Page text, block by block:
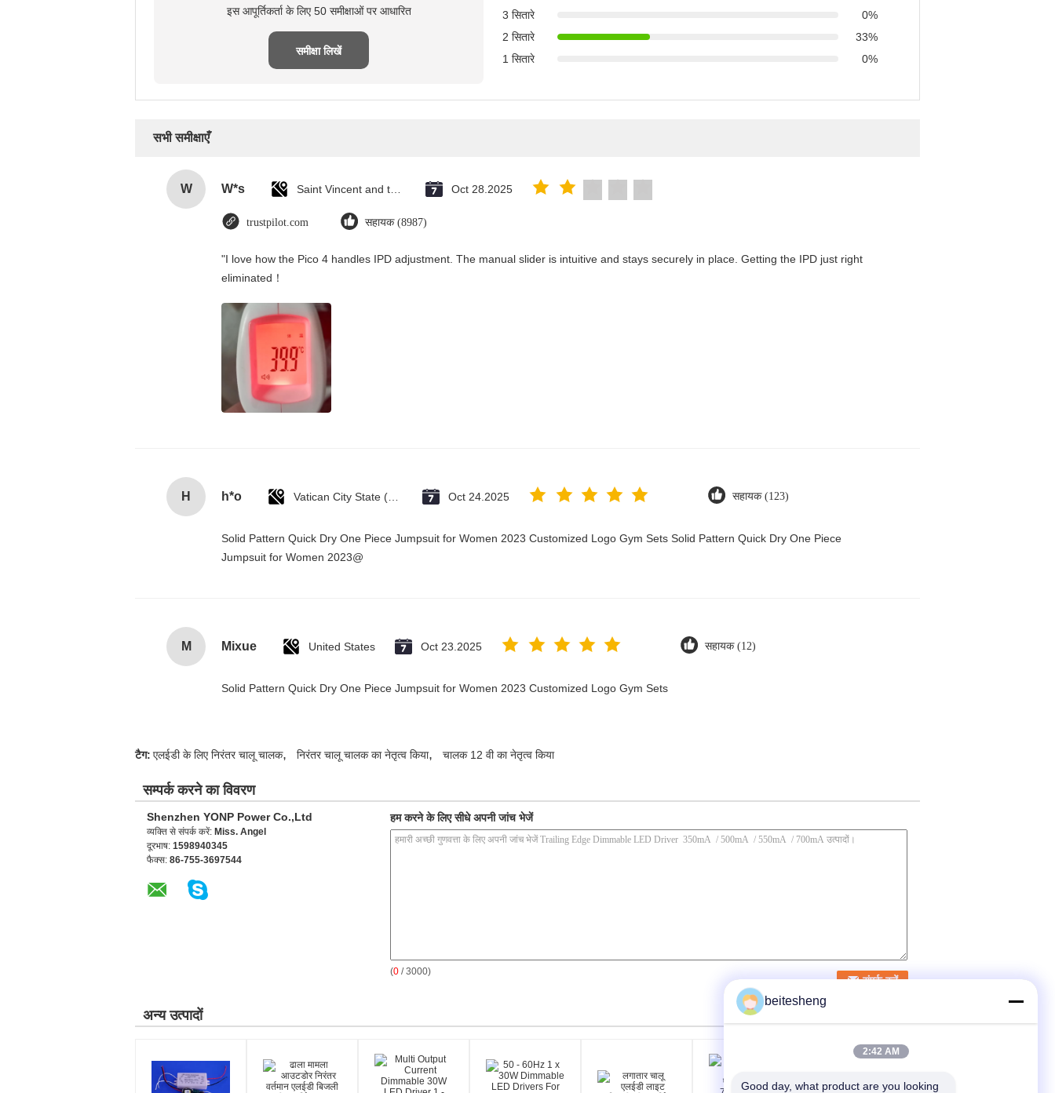
इस आपूर्तिकर्ता के लिए 50 समीक्षाओं पर आधारित
समीक्षा लिखें
3 सितारे
0%
2 सितारे
33%
1 सितारे
0%
सभी समीक्षाएँ
W W*s Oct 28.2025
trustpilot.com सहायक (8987)
"I love how the Pico 4 handles IPD adjustment. The manual slider is intuitive and stays securely in place. Getting the IPD just right
eliminated！
H h*o Oct 24.2025 सहायक (123)
Solid Pattern Quick Dry One Piece Jumpsuit for Women 2023 Customized Logo Gym Sets Solid Pattern Quick Dry One Piece
Jumpsuit for Women 2023@
M Mixue United States Oct 23.2025 सहायक (12)
Solid Pattern Quick Dry One Piece Jumpsuit for Women 2023 Customized Logo Gym Sets
टैग: एलईडी के लिए निरंतर चालू चालक, निरंतर चालू चालक का नेतृत्व किया, चालक 12 वी का नेतृत्व किया
सम्पर्क करने का विवरण
Shenzhen YONP Power Co.,Ltd
व्यक्ति से संपर्क करें: Miss. Angel
दूरभाष: 1598940345
फैक्स: 86-755-3697544
हम करने के लिए सीधे अपनी जांच भेजें
(0 / 3000)
अन्य उत्पादों
beitesheng
2:42 AM
Good day, what product are you looking